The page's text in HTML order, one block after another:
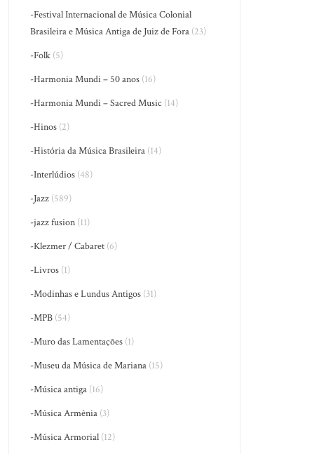
-Festival Internacional de Música Colonial
Brasileira e Música Antiga de Juiz de Fora (23)
-Folk (5)
-Harmonia Mundi – 50 anos (16)
-Harmonia Mundi – Sacred Music (14)
-Hinos (2)
-História da Música Brasileira (14)
-Interlúdios (48)
-Jazz (589)
-jazz fusion (11)
-Klezmer / Cabaret (6)
-Livros (1)
-Modinhas e Lundus Antigos (31)
-MPB (54)
-Muro das Lamentações (1)
-Museu da Música de Mariana (15)
-Música antiga (16)
-Música Armênia (3)
-Música Armorial (12)